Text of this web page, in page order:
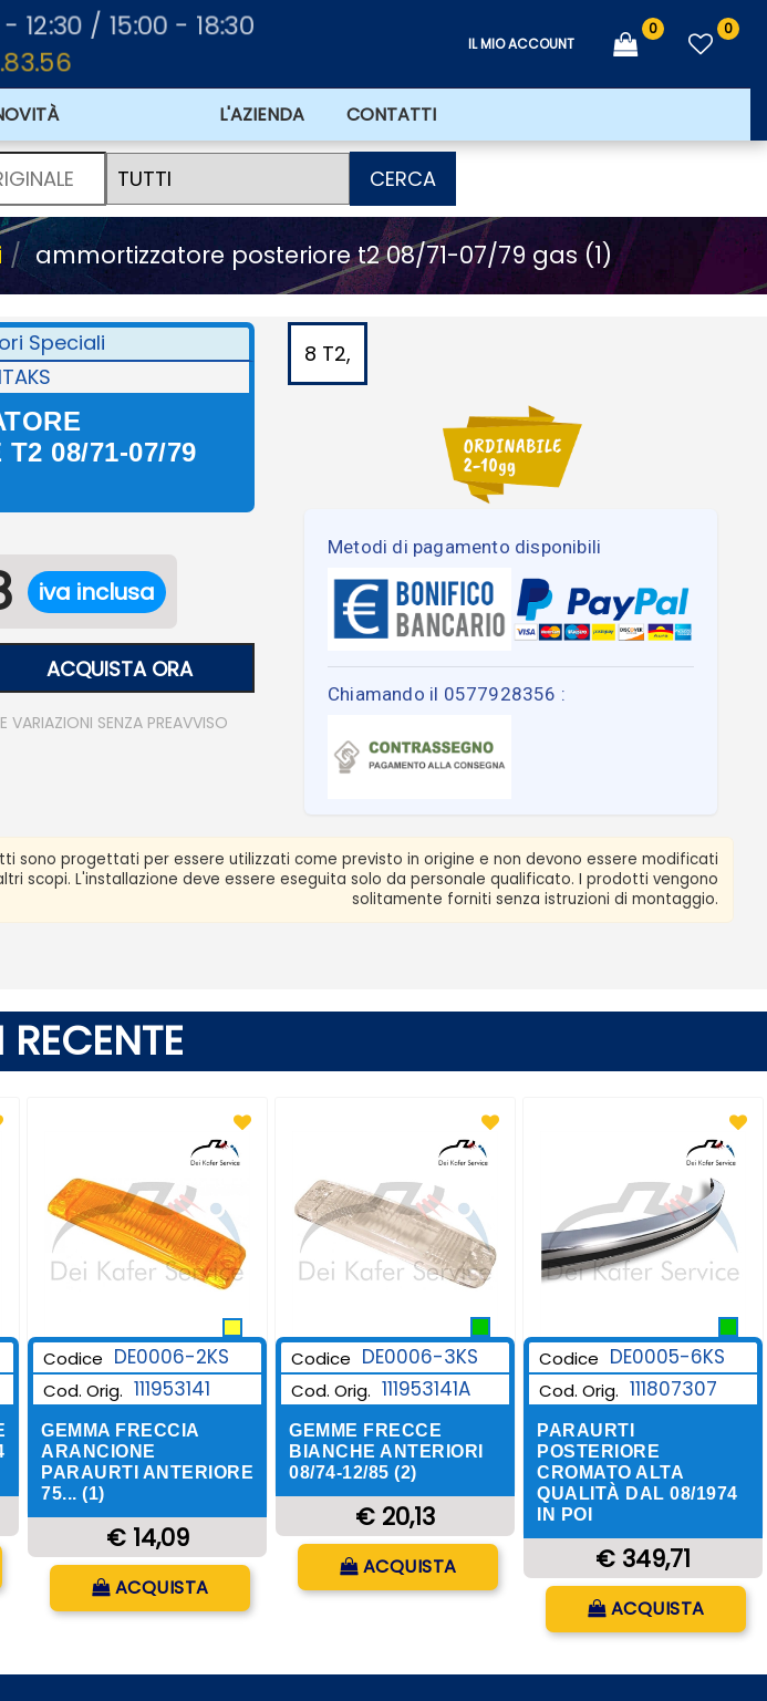
/ 15:00 - 18:30
IL MIO ACCOUNT
0 0
L'AZIENDA CONTATTI
CERCA
ammortizzatore posteriore t2 08/71-07/79 gas (1)
Speciali
T2 08/71-07/79
iva inclusa
ACQUISTA ORA
VARIAZIONI SENZA PREAVVISO
8 T2,
Metodi di pagamento disponibili
Chiamando il 0577928356 :
sono progettati per essere utilizzati come previsto in origine e non devono essere modificati
scopi. L'installazione deve essere eseguita solo da personale qualificato. I prodotti vengono
solitamente forniti senza istruzioni di montaggio.
Codice DE0006-2KS
Cod. Orig. 111953141
GEMMA FRECCIA
ARANCIONE
PARAURTI ANTERIORE
75... (1)
€ 14,09
Quantità
ACQUISTA
Codice DE0006-3KS
Cod. Orig. 111953141A
GEMME FRECCE
BIANCHE ANTERIORI
08/74-12/85 (2)
€ 20,13
Quantità
ACQUISTA
Codice DE0005-6KS
Cod. Orig. 111807307
PARAURTI
POSTERIORE
CROMATO ALTA
QUALITÀ DAL 08/1974
IN POI
€ 349,71
Quantità
ACQUISTA